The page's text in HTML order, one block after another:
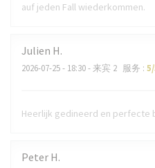
auf jeden Fall wiederkommen.
Julien H
2026-07-25- 18:30 - 来宾 2 服务 : 5
Heerlijk gedineerd en perfecte
Peter H